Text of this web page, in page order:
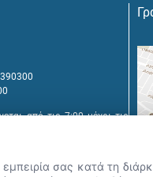
από τις 7:00 μέχρι τις
σας κατά τη